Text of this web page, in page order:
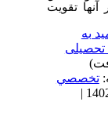
تقویت
به
تخصصي
دریافت: 1402/10/19 | پذیرش: 1402/10/26 |